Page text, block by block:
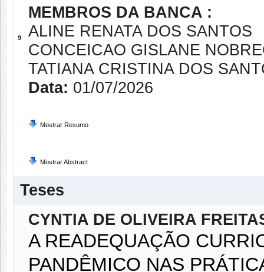
9
MEMBROS DA BANCA :
ALINE RENATA DOS SANTOS
CONCEICAO GISLANE
TATIANA CRISTINA DOS
Data: 01/07/2026
Mostrar Resumo
Mostrar Abstract
Teses
CYNTIA DE OLIVEIRA
A READEQUAÇÃO
PANDÊMICO NAS